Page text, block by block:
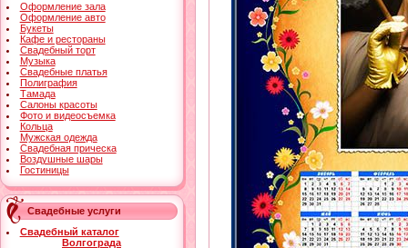
Оформление зала
Оформление авто
Букеты
Кафе и рестораны
Свадебный торт
Музыка
Свадебные платья
Полиграфия
Тамада
Салоны красоты
Фото и видеосъемка
Кольца
Мужская одежда
Свадебная прическа
Воздушные шары
Гостиницы
Свадебные услуги
Свадебный каталог
Волгограда